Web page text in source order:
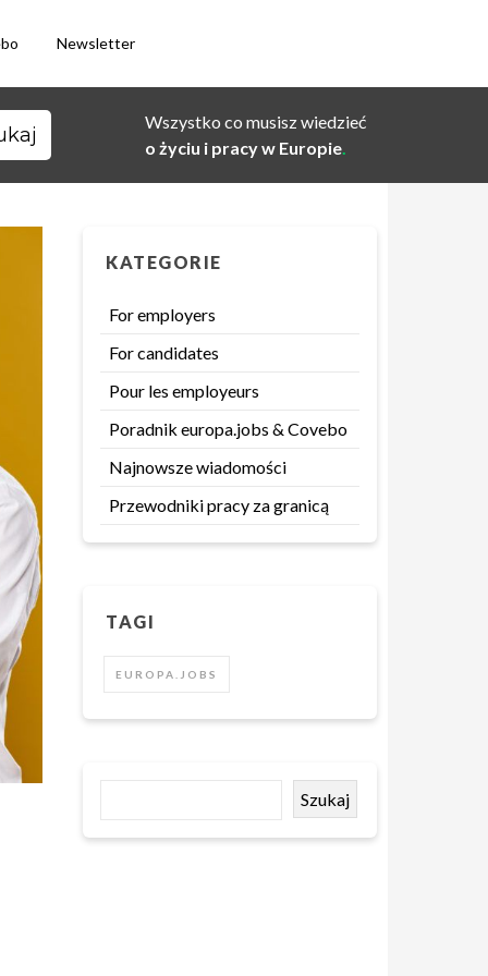
Newsletter
Wszystko co musisz wiedzieć
o życiu i pracy w Europie.
KATEGORIE
For employers
For candidates
Pour les employeurs
Poradnik europa.jobs & Covebo
Najnowsze wiadomości
Przewodniki pracy za granicą
TAGI
EUROPA.JOBS
Szukaj